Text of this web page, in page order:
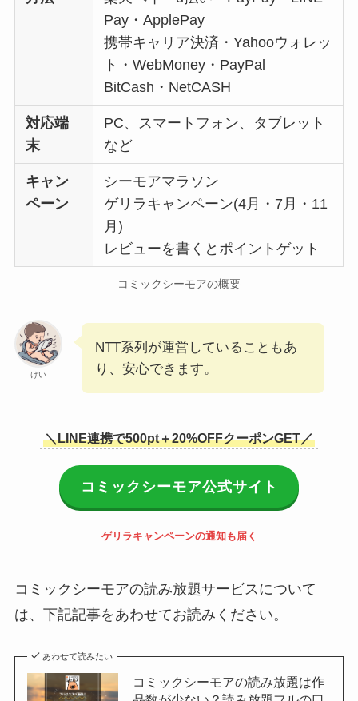
Pay・ApplePay
携帯キャリア決済・Yahooウォレッ
ト・WebMoney・PayPal
BitCash・NetCASH
対応端
末
PC、スマートフォン、タブレット
など
キャン
ペーン
シーモアマラソン
ゲリラキャンペーン(4月・7月・11
月)
レビューを書くとポイントゲット
コミックシーモアの概要
けい
NTT系列が運営していることもあ
り、安心できます。
＼LINE連携で500pt＋20%OFFクーポンGET／
コミックシーモア公式サイト
ゲリラキャンペーンの通知も届く
コミックシーモアの読み放題サービスについて
は、下記記事をあわせてお読みください。
あわせて読みたい
コミックシーモアの読み放題は作